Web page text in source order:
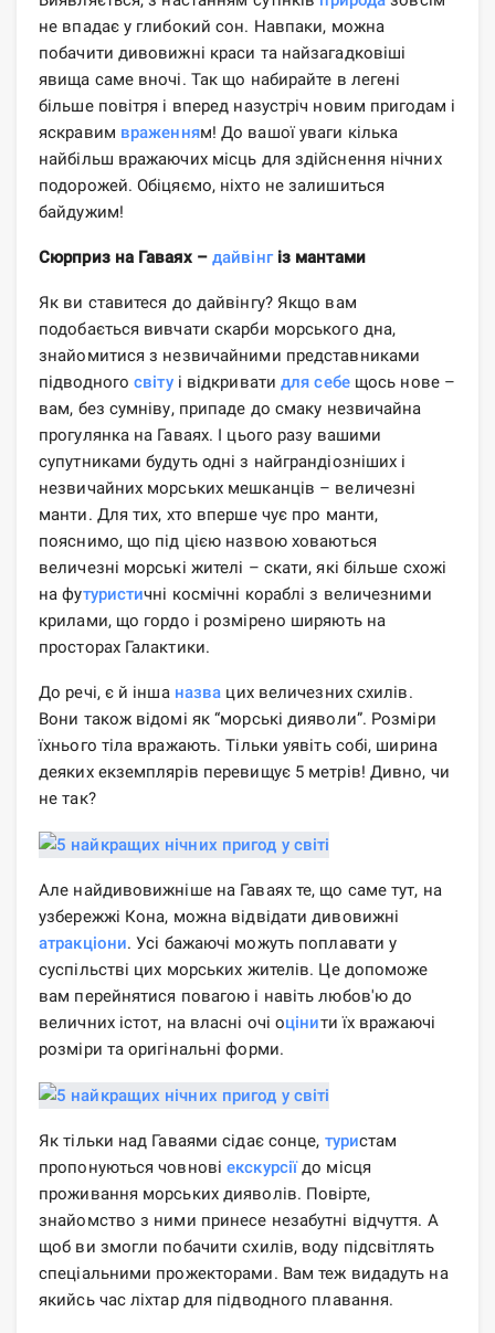
не впадає у глибокий сон. Навпаки, можна
побачити дивовижні краси та найзагадковіші
явища саме вночі. Так що набирайте в легені
більше повітря і вперед назустріч новим пригодам і
яскравим враженням! До вашої уваги кілька
найбільш вражаючих місць для здійснення нічних
подорожей. Обіцяємо, ніхто не залишиться
байдужим!
Сюрприз на Гаваях – дайвінгіз мантами
Як ви ставитеся до дайвінгу? Якщо вам
подобається вивчати скарби морського дна,
знайомитися з незвичайними представниками
підводногосвітуі відкриватидля себещось нове –
вам, без сумніву, припаде до смаку незвичайна
прогулянка на Гаваях. І цього разу вашими
супутниками будуть одні з найграндіозніших і
незвичайних морських мешканців – величезні
манти. Для тих, хто вперше чує про манти,
пояснимо, що під цією назвою ховаються
величезні морські жителі – скати, які більше схожі
на футуристичні космічні кораблі з величезними
крилами, що гордо і розмірено ширяють на
просторах Галактики.
До речі, є й інша назва цих величезних схилів.
Вони також відомі як “морські дияволи”. Розміри
їхнього тіла вражають. Тільки уявіть собі, ширина
деяких екземплярів перевищує 5 метрів! Дивно, чи
не так?
Але найдивовижніше на Гаваях те, що саме тут, на
узбережжі Кона, можна відвідати дивовижні
атракціони. Усі бажаючі можуть поплавати у
суспільстві цих морських жителів. Це допоможе
вам перейнятися повагою і навіть любов'ю до
величних істот, на власні очі оцінити їх вражаючі
розміри та оригінальні форми.
Як тільки над Гаваями сідає сонце, туристам
пропонуються човновіекскурсіїдо місця
проживання морських дияволів. Повірте,
знайомство з ними принесе незабутні відчуття. А
щоб ви змогли побачити схилів, воду підсвітлять
спеціальними прожекторами. Вам теж видадуть на
якийсь час ліхтар для підводного плавання.